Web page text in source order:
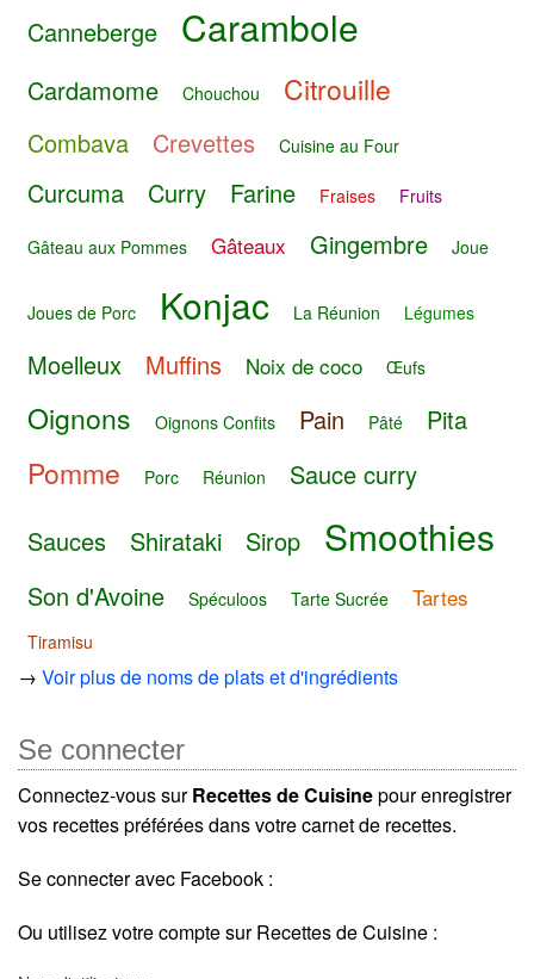
Canneberge Carambole
Cardamome Chouchou Citrouille
Combava Crevettes Cuisine au Four
Curcuma Curry Farine Fraises Fruits
Gâteau aux Pommes Gâteaux Gingembre Joue
Joues de Porc Konjac La Réunion Légumes
Moelleux Muffins Noix de coco Œufs
Oignons Oignons Confits Pain Pâté Pita
Pomme Porc Réunion
Sauce curry
Sauces
Shirataki Sirop Smoothies
Son d'Avoine Spéculoos Tarte Sucrée Tartes
Tiramisu
→ Voir plus de noms de plats et d'ingrédients
Se connecter
Connectez-vous surRecettes de Cuisinepour enregistrer
vos recettes préférées dans votre carnet de recettes.
Se connecter avec Facebook :
Ou utilisez votre compte sur Recettes de Cuisine :